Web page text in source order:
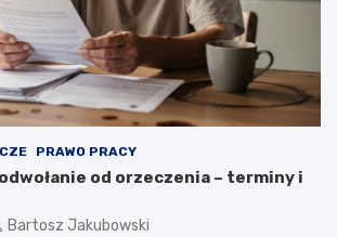
PRAWO PRACY
od orzeczenia – terminy i
Bartosz Jakubowski